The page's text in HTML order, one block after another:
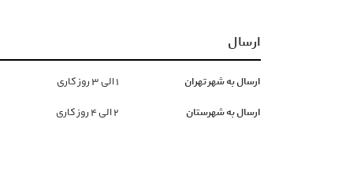
ارسال
ارسال به شهر تهران ١ الی ۳ روز کاری
ارسال به شهرستان ۲ الی ۴ روز کاری